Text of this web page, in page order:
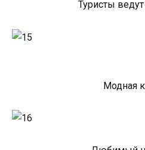
Туристы
Модная